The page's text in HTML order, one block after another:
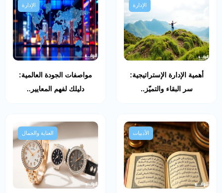
الإدارة
أهمية الإدارة الإستراتيجية:
سر البقاء والتميّز..
الإدارة
مواصفات الجودة العالمية:
دليلك لفهم المعايير..
الأدبيات العناية والجمال